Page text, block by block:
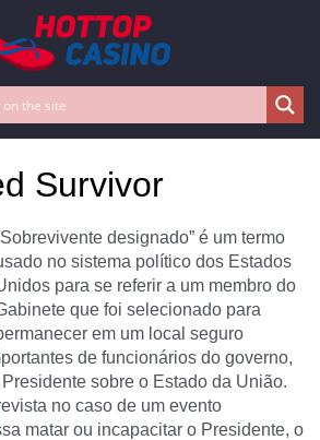
Survivor
designado” é um termo
no sistema político dos Estados
para se referir a um membro do
que foi selecionado para
em um local seguro
de funcionários do governo,
sobre o Estado da União.
no caso de um evento
matar ou incapacitar o Presidente, o